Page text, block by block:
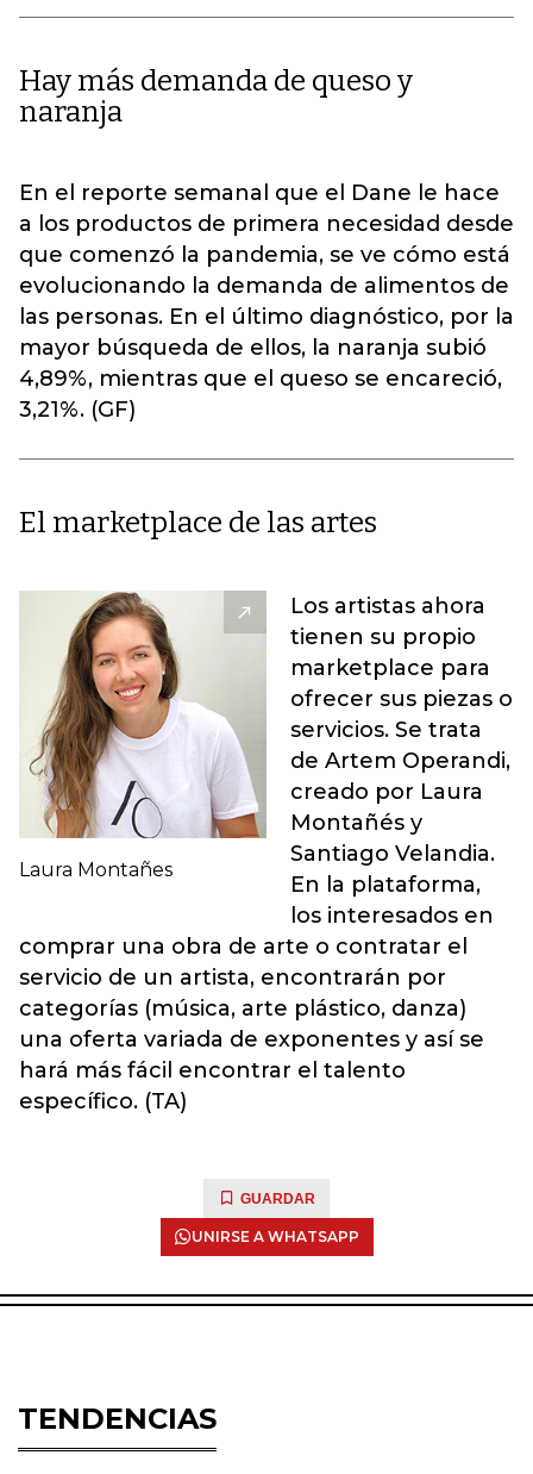
Hay más demanda de queso y
naranja
En el reporte semanal que el Dane le hace
a los productos de primera necesidad desde
que comenzó la pandemia, se ve cómo está
evolucionando la demanda de alimentos de
las personas. En el último diagnóstico, por la
mayor búsqueda de ellos, la naranja subió
4,89%, mientras que el queso se encareció,
3,21%. (GF)
El marketplace de las artes
Laura Montañes
Los artistas ahora
tienen su propio
marketplace para
ofrecer sus piezas o
servicios. Se trata
de Artem Operandi,
creado por Laura
Montañés y
Santiago Velandia.
En la plataforma,
los interesados en
comprar una obra de arte o contratar el
servicio de un artista, encontrarán por
categorías (música, arte plástico, danza)
una oferta variada de exponentes y así se
hará más fácil encontrar el talento
específico. (TA)
GUARDAR
UNIRSE A WHATSAPP
TENDENCIAS